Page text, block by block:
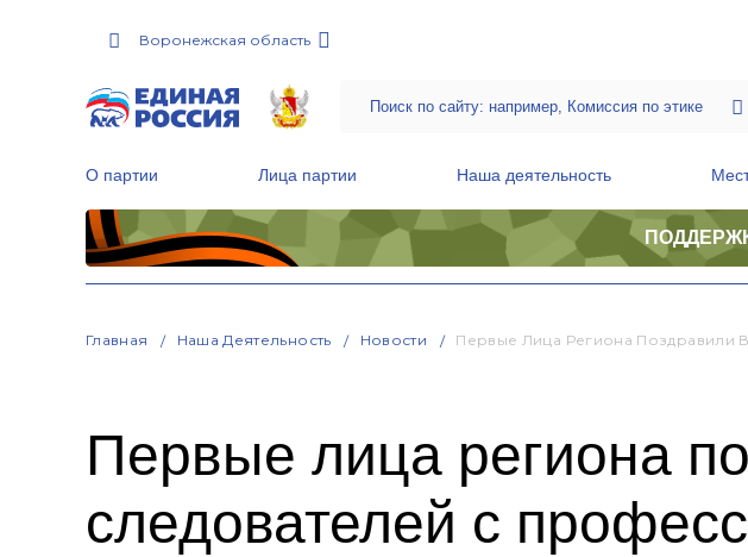
Воронежская область
О партии Лица партии Наша деятельность
Главная Наша Деятельность Новости Первые Лица Региона Поздравили
Первые лица региона
следователей с